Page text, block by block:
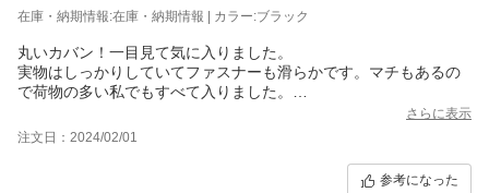
在庫・納期情報:在庫・納期情報 | カラー:ブラック
丸いカバン！一目見て気に入りました。
実物はしっかりしていてファスナーも滑らかです。マチもあるの
で荷物の多い私でもすべて入りました。
持ち手はもう少し長いと腕にかけれて便利ですが、丸いシルエッ
トが損なわれるのでこれでいいと思います。ベルト一本を最短に
難点は丸型なので荷物が偏りやすいこと、あとベルトのフックが
さらに表示
注文日：2024/02/01
参考になった